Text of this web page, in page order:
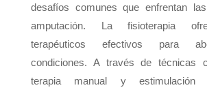
desafíos comunes que enfrentan
amputación. La fisioterapia
terapéuticos efectivos para
condiciones. A través de técnicas
terapia manual y estimulación